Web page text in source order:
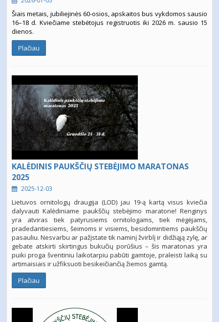
Šiais metais, jubiliejinės 60-osios, apskaitos bus vykdomos sausio
16–18 d. Kviečiame stebėtojus registruotis iki 2026 m. sausio 15
dienos.
Plačiau
KALĖDINIS PAUKŠČIŲ STEBĖJIMO MARATONAS
2025
2025-12-03
Lietuvos ornitologų draugija (LOD) jau 19-ą kartą visus kviečia
dalyvauti Kalėdiniame paukščių stebėjimo maratone! Renginys
yra atviras tiek patyrusiems ornitologams, tiek mėgėjams,
pradedantiesiems, šeimoms ir visiems, besidomintiems paukščių
pasauliu. Nesvarbu ar pažįstate tik naminį žvirblį ir didžiąją zylę, ar
gebate atskirti skirtingus bukučių porūšius – šis maratonas yra
puiki proga šventiniu laikotarpiu pabūti gamtoje, praleisti laiką su
artimaisiais ir užfiksuoti besikeičiančią žiemos gamtą.
Plačiau